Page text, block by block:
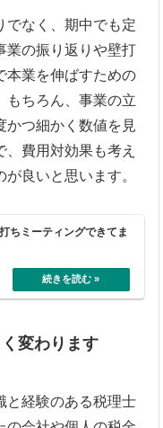
でなく、期中でも定
業の振り返りや壁打
本業を伸ばすための
もちろん、事業の立
かつ細かく数値を見
費用対効果も考え
良いと思います。
ちミーティングできてま
変わります
と経験のある税理士